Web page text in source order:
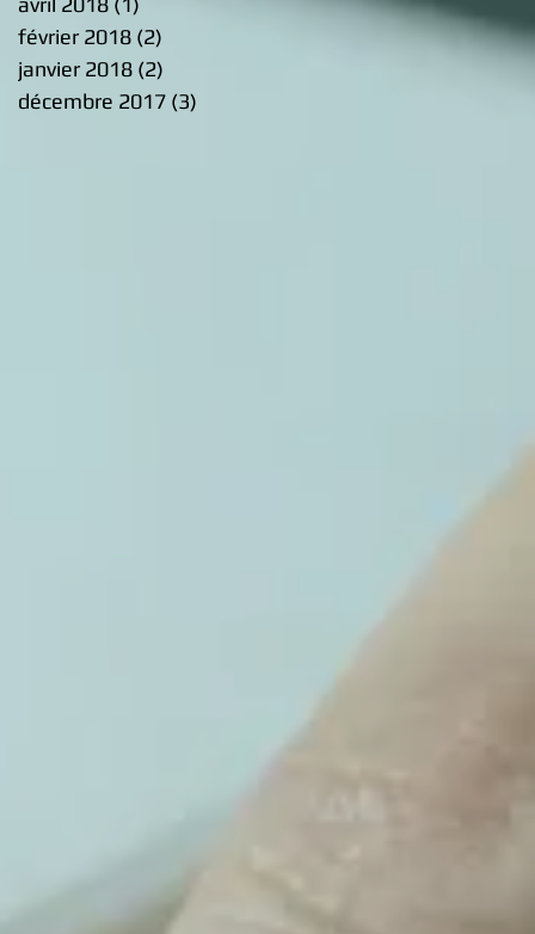
février 2018 (2)
janvier 2018 (2)
décembre 2017 (3)